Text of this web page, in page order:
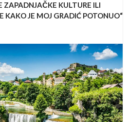
ZAPADNJAČKE KULTURE ILI
KAKO JE MOJ GRADIĆ POTONUO“